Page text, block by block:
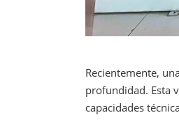
Recientemente,
profundidad. Esta
capacidades